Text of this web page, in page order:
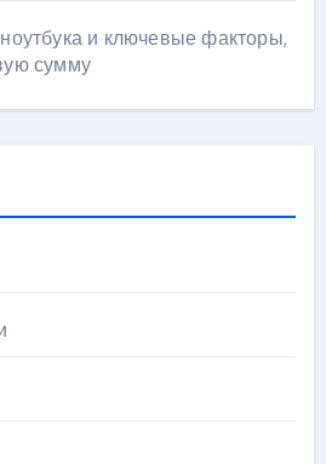
и ключевые факторы,
сумму